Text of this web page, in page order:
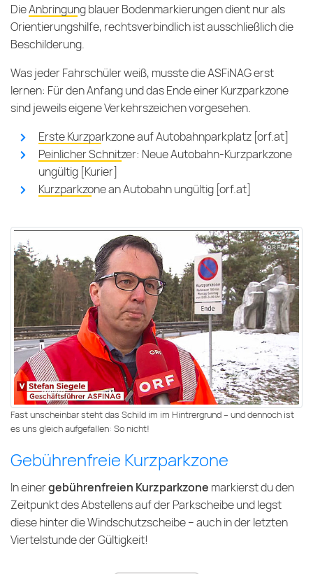
DieAnbringung blauer Bodenmarkierungendient nur als
Orientierungshilfe, rechtsverbindlich ist ausschließlich die
Beschilderung.
Was jeder Fahrschüler weiß, musste die ASFiNAG erst
lernen: Für den Anfang und das Ende einer Kurzparkzone
sind jeweils eigene Verkehrszeichen vorgesehen.
Erste Kurzparkzone auf Autobahnparkplatz [orf.at]
Peinlicher Schnitzer: Neue Autobahn-Kurzparkzone
ungültig [Kurier]
Kurzparkzone an Autobahn ungültig [orf.at]
Fast unscheinbar steht das Schild im im Hintrergrund – und dennoch ist
es uns gleich aufgefallen: So nicht!
Gebührenfreie Kurzparkzone
In einergebührenfreien Kurzparkzone markierst du den
Zeitpunkt des Abstellens auf der Parkscheibe und legst
diese hinter die Windschutzscheibe – auch in der letzten
Viertelstunde der Gültigkeit!